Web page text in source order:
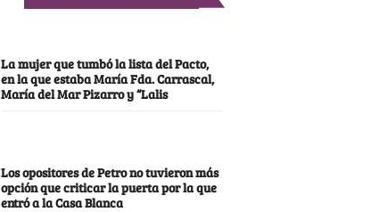
La mujer que tumbó la lista del Pacto,
en la que estaba María Fda. Carrascal,
María del Mar Pizarro y “Lalis
Los opositores de Petro no tuvieron más
opción que criticar la puerta por la que
entró a la Casa Blanca